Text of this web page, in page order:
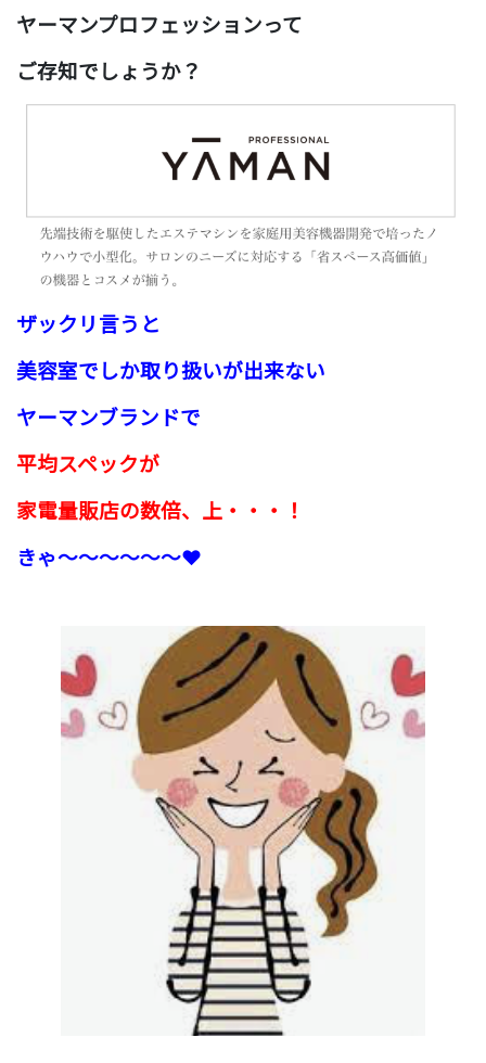
ヤーマンプロフェッションって
ご存知でしょうか？
ザックリ言うと
美容室でしか取り扱いが出来ない
ヤーマンブランドで
平均スペックが
家電量販店の数倍、上・・・！
きゃ〜〜〜〜〜〜❤️